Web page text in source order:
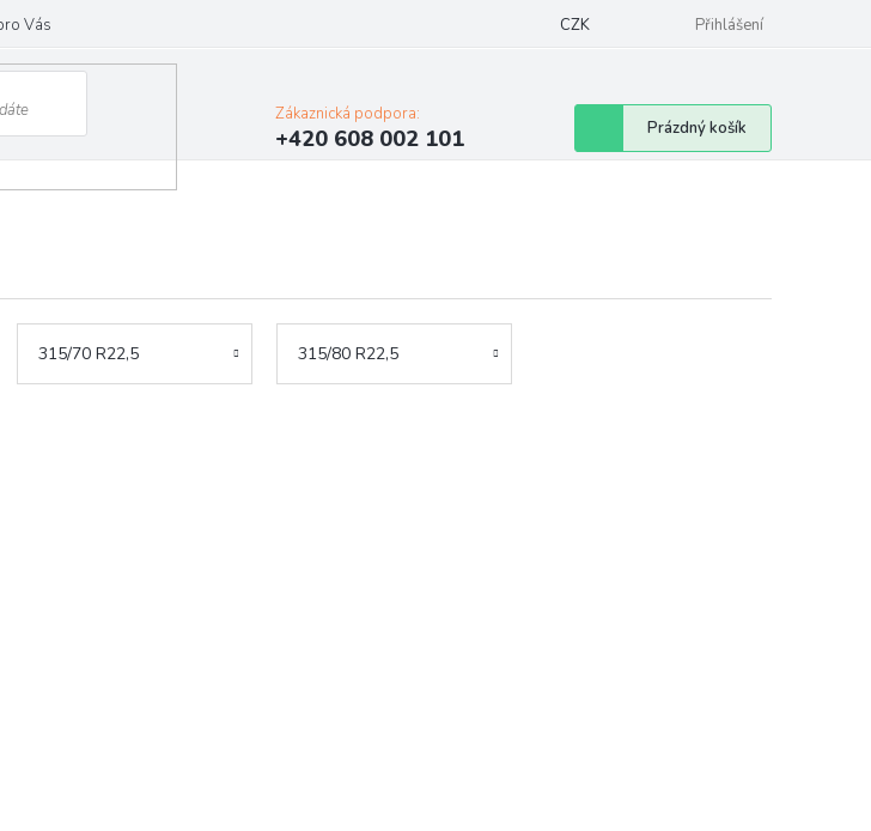
Vás Mapa serveru Moje objednávka
CZK Přihlášení
Zákaznická podpora:
+420 608 002 101
Nákupní
košík
Prázdný košík
315/70 R22,5 315/80 R22,5